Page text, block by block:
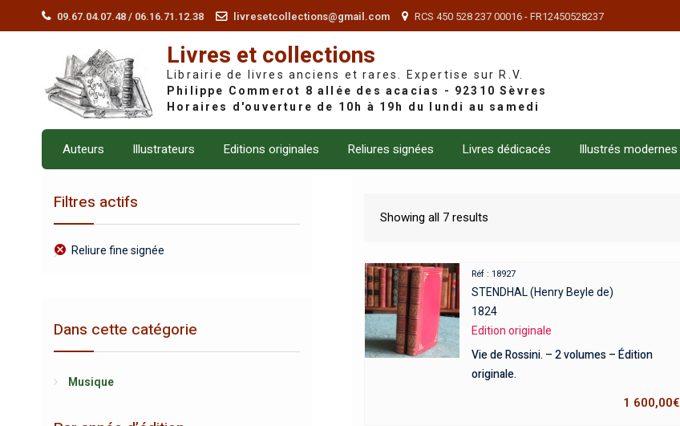
09.67.04.07.48 / 06.16.71.12.38 livresetcollections@gmail.com RCS 450 528 237 00016 - FR12450528237
Livres et collections
Librairie de livres anciens et rares. Expertise sur R.V.
Auteurs Illustrateurs Editions originales Reliures signées Livres dédicacés Illustrés modernes
Showing all 7 results
Réf : 18927
STENDHAL (Henry Beyle de)
1824
Edition originale
Vie de Rossini. – 2 volumes – Édition
originale.
1 600,00€
Filtres actifs
Reliure fine signée
Dans cette catégorie
Musique